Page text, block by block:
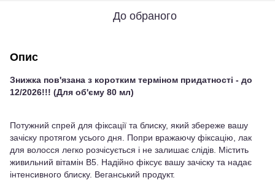
До обраного
Опис
Знижка пов'язана з коротким терміном придатності - до
12/2026!!! (Для об'єму 80 мл)
Потужний спрей для фіксації та блиску, який збереже вашу
зачіску протягом усього дня. Попри вражаючу фіксацію, лак
для волосся легко розчісується і не залишає слідів. Містить
живильний вітамін В5. Надійно фіксує вашу зачіску та надає
інтенсивного блиску. Веганський продукт.